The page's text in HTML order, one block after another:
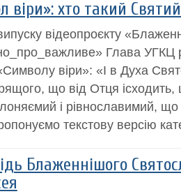
віри»: хто такий
відеопроєкту
Глава УГКЦ
віри»: «І в Духа
що від Отця
і рівнославимий,
текстову версію
Блаженнішого